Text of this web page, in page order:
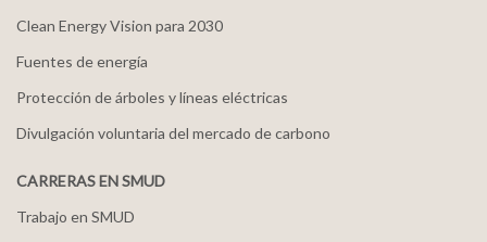
Clean Energy Vision para 2030
Fuentes de energía
Protección de árboles y líneas eléctricas
Divulgación voluntaria del mercado de carbono
CARRERAS EN SMUD
Trabajo en SMUD